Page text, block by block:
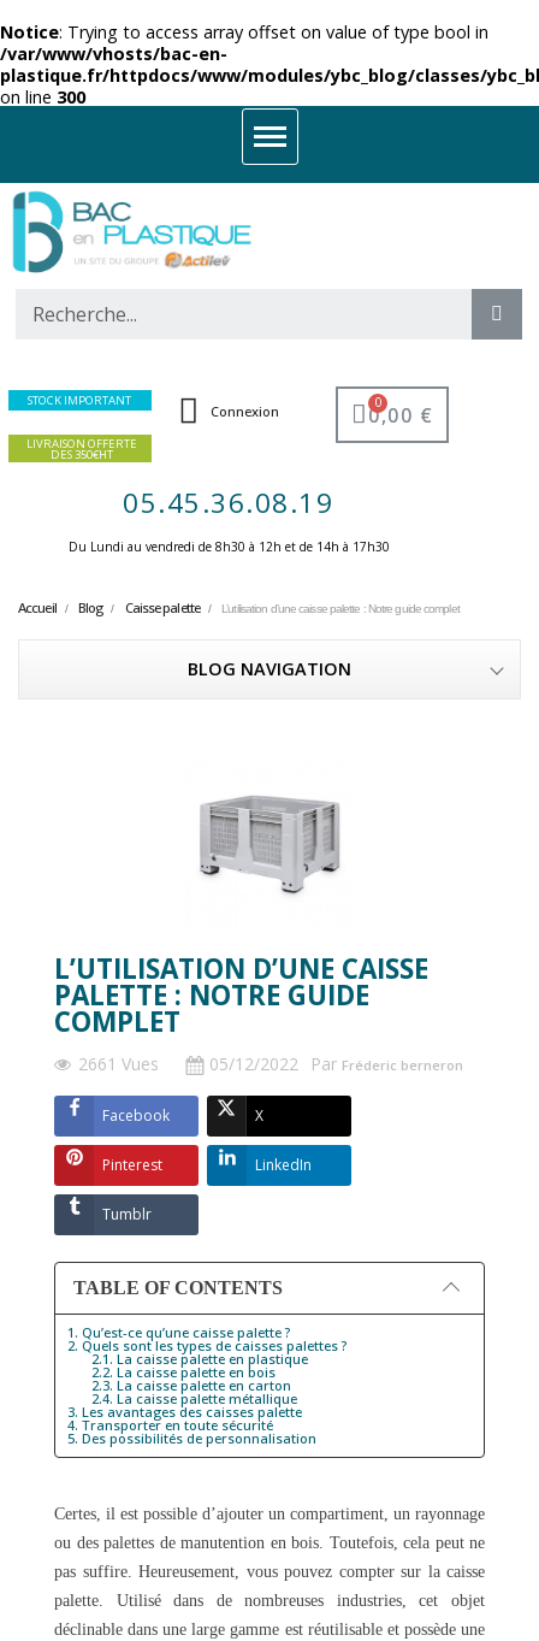
Notice: Trying to access array offset on value of type bool in
/var/www/vhosts/bac-en-
plastique.fr/httpdocs/www/modules/ybc_blog/classes/
on line 300
STOCK IMPORTANT
LIVRAISON OFFERTE
DES 350€HT
Connexion 0,00 €
05.45.36.08.19
Du Lundi au vendredi de 8h30 à 12h et de 14h à 17h30 ​
Accueil Blog Caisse palette L’utilisation d’une caisse palette : Notre guide complet
BLOG NAVIGATION
L’UTILISATION D’UNE CAISSE
PALETTE : NOTRE GUIDE
COMPLET
2661 Vues 05/12/2022 Par Fréderic berneron
Facebook X
Pinterest LinkedIn
Tumblr
TABLE OF CONTENTS
1. Qu’est-ce qu’une caisse palette ?
2. Quels sont les types de caisses palettes ?
2.1. La caisse palette en plastique
2.2. La caisse palette en bois
2.3. La caisse palette en carton
2.4. La caisse palette métallique
3. Les avantages des caisses palette
4. Transporter en toute sécurité
5. Des possibilités de personnalisation
Certes, il est possible d’ajouter un compartiment, un rayonnage
ou des palettes de manutention en bois. Toutefois, cela peut ne
pas suffire. Heureusement, vous pouvez compter sur la caisse
palette. Utilisé dans de nombreuses industries, cet objet
déclinable dans une large gamme est réutilisable et possède une